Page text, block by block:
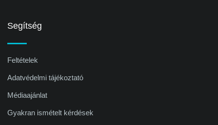
Segítség
Feltételek
Adatvédelmi tájékoztató
Médiaajánlat
Gyakran ismételt kérdések